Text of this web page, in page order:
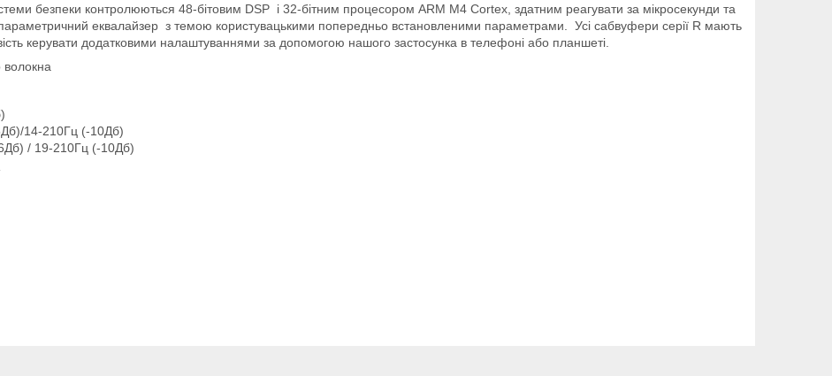
безпеки контролюються 48-бітовим DSP і 32-бітним процесором ARM M4 Cortex, здатним реагувати за мікросекунди та
еквалайзер з темою користувацькими попередньо встановленими параметрами. Усі сабвуфери серії R мають
керувати додатковими налаштуваннями за допомогою нашого застосунка в телефоні або планшеті.
14-210Гц (-10Дб)
/ 19-210Гц (-10Дб)